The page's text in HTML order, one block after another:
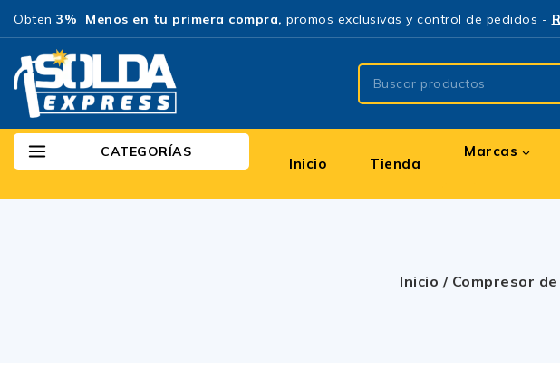
Obten 3% Menos en tu primera compra, promos exclusivas y control de pedidos -
CATEGORÍAS
Inicio Tienda
Marcas
Inicio / Compresor